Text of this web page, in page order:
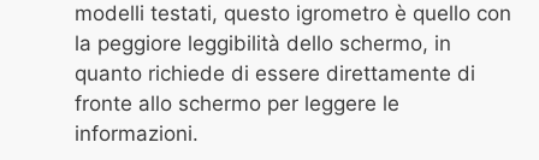
modelli testati, questo igrometro è quello con
la peggiore leggibilità dello schermo, in
quanto richiede di essere direttamente di
fronte allo schermo per leggere le
informazioni.